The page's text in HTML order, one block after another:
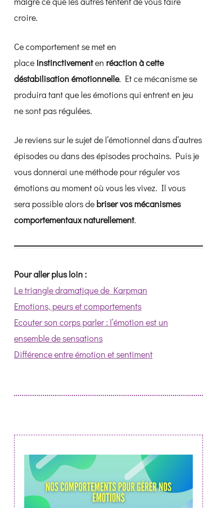
croire.
Ce comportement se met en
place instinctivementen réaction à cette
déstabilisation émotionnelle. Et ce mécanisme se
produira tant que les émotions qui entrent en jeu
ne sont pas régulées.
Je reviens sur le sujet de l’émotionnel dans d’autres
épisodes ou dans des épisodes prochains. Puis je
vous donnerai une méthode pour réguler vos
émotions au moment où vous les vivez. Il vous
sera possible alors de briser vos mécanismes
comportementaux naturellement.
Pour aller plus loin :
Le triangle dramatique de Karpman
Emotions, peurs et comportements
Ecouter son corps parler : l’émotion est un
ensemble de sensations
Différence entre émotion et sentiment
Post
Navigation